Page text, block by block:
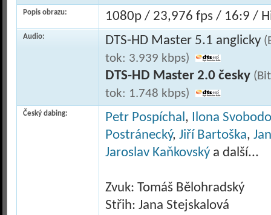
Popis obrazu: 1080p / 23,976 fps / 16:9 /
Audio: DTS-HD Master 5.1 anglicky
tok: 3.939 kbps)
DTS-HD Master 2.0 česky
tok: 1.748 kbps)
Český dabing: Petr Pospíchal, Ilona
Postránecký, Jiří Bartoška,
Jaroslav Kaňkovský a další...
Zvuk: Tomáš Bělohradský
Střih: Jana Stejskalová